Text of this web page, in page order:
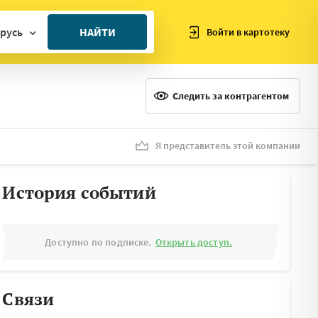
НАЙТИ Войти в картотеку
Следить за контрагентом
Я представитель этой компании
История событий
Доступно по подписке. Открыть доступ.
Связи